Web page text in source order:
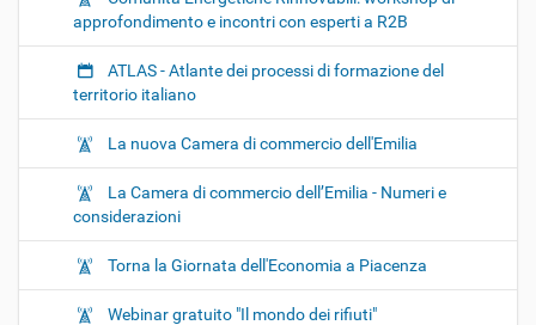
approfondimento e incontri con esperti a R2B
ATLAS - Atlante dei processi di formazione del
territorio italiano
La nuova Camera di commercio dell'Emilia
La Camera di commercio dell’Emilia - Numeri e
considerazioni
Torna la Giornata dell'Economia a Piacenza
Webinar gratuito "Il mondo dei rifiuti"